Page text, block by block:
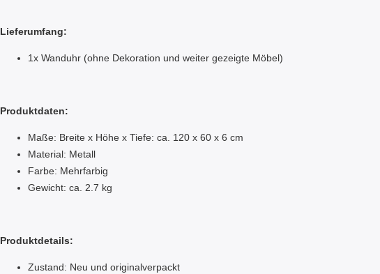
Lieferumfang:
1x Wanduhr (ohne Dekoration und weiter gezeigte Möbel)
Produktdaten:
Maße: Breite x Höhe x Tiefe: ca. 120 x 60 x 6 cm
Material: Metall
Farbe: Mehrfarbig
Gewicht: ca. 2.7 kg
Produktdetails:
Zustand: Neu und originalverpackt